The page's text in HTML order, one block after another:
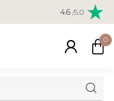
Veilig
creditcard
4.6 /5.0
0